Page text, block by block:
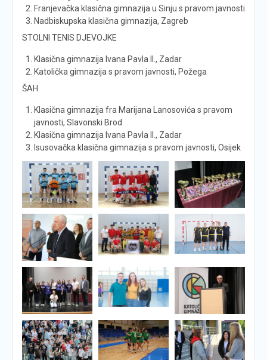
Franjevačka klasična gimnazija u Sinju s pravom javnosti
Nadbiskupska klasična gimnazija, Zagreb
STOLNI TENIS DJEVOJKE
Klasična gimnazija Ivana Pavla II., Zadar
Katolička gimnazija s pravom javnosti, Požega
ŠAH
Klasična gimnazija fra Marijana Lanosovića s pravom
javnosti, Slavonski Brod
Klasična gimnazija Ivana Pavla II., Zadar
Isusovačka klasična gimnazija s pravom javnosti, Osijek